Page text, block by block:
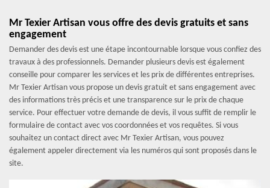
Mr Texier Artisan vous offre des devis gratuits et sans
engagement
Demander des devis est une étape incontournable lorsque vous confiez des
travaux à des professionnels. Demander plusieurs devis est également
conseille pour comparer les services et les prix de différentes entreprises.
Mr Texier Artisan vous propose un devis gratuit et sans engagement avec
des informations très précis et une transparence sur le prix de chaque
service. Pour effectuer votre demande de devis, il vous suffit de remplir le
formulaire de contact avec vos coordonnées et vos requêtes. Si vous
souhaitez un contact direct avec Mr Texier Artisan, vous pouvez
également appeler directement via les numéros qui sont proposés dans le
site.